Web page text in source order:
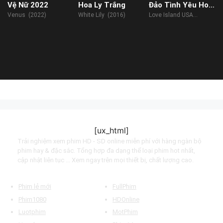
Vệ Nữ 2022
Venus (2022)
Hoa Ly Trắng
White Lily (2016)
Đảo Tình Yêu Hoa
Kỳ (Phần 4)
Love Island USA